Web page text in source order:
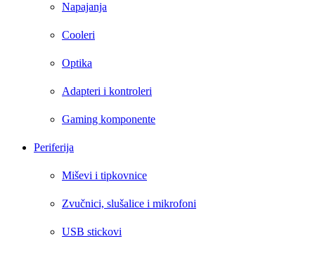
Napajanja
Cooleri
Optika
Adapteri i kontroleri
Gaming komponente
Periferija
Miševi i tipkovnice
Zvučnici, slušalice i mikrofoni
USB stickovi